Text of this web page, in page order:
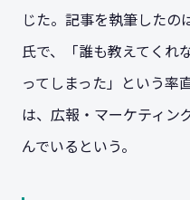
じた。記事を執筆した
氏で、「誰も教えてくれ
ってしまった」という率
は、広報・マーケティン
んでいるという。